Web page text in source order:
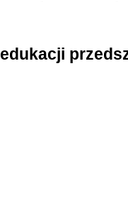
edukacji